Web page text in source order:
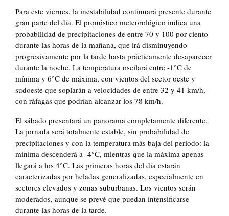
Para este viernes, la inestabilidad continuará presente durante
gran parte del día. El pronóstico meteorológico indica una
probabilidad de precipitaciones de entre 70 y 100 por ciento
durante las horas de la mañana, que irá disminuyendo
progresivamente por la tarde hasta prácticamente desaparecer
durante la noche. La temperatura oscilará entre -1°C de
mínima y 6°C de máxima, con vientos del sector oeste y
sudoeste que soplarán a velocidades de entre 32 y 41 km/h,
con ráfagas que podrían alcanzar los 78 km/h.
El sábado presentará un panorama completamente diferente.
La jornada será totalmente estable, sin probabilidad de
precipitaciones y con la temperatura más baja del período: la
mínima descenderá a -4°C, mientras que la máxima apenas
llegará a los 4°C. Las primeras horas del día estarán
caracterizadas por heladas generalizadas, especialmente en
sectores elevados y zonas suburbanas. Los vientos serán
moderados, aunque se prevé que puedan intensificarse
durante las horas de la tarde.